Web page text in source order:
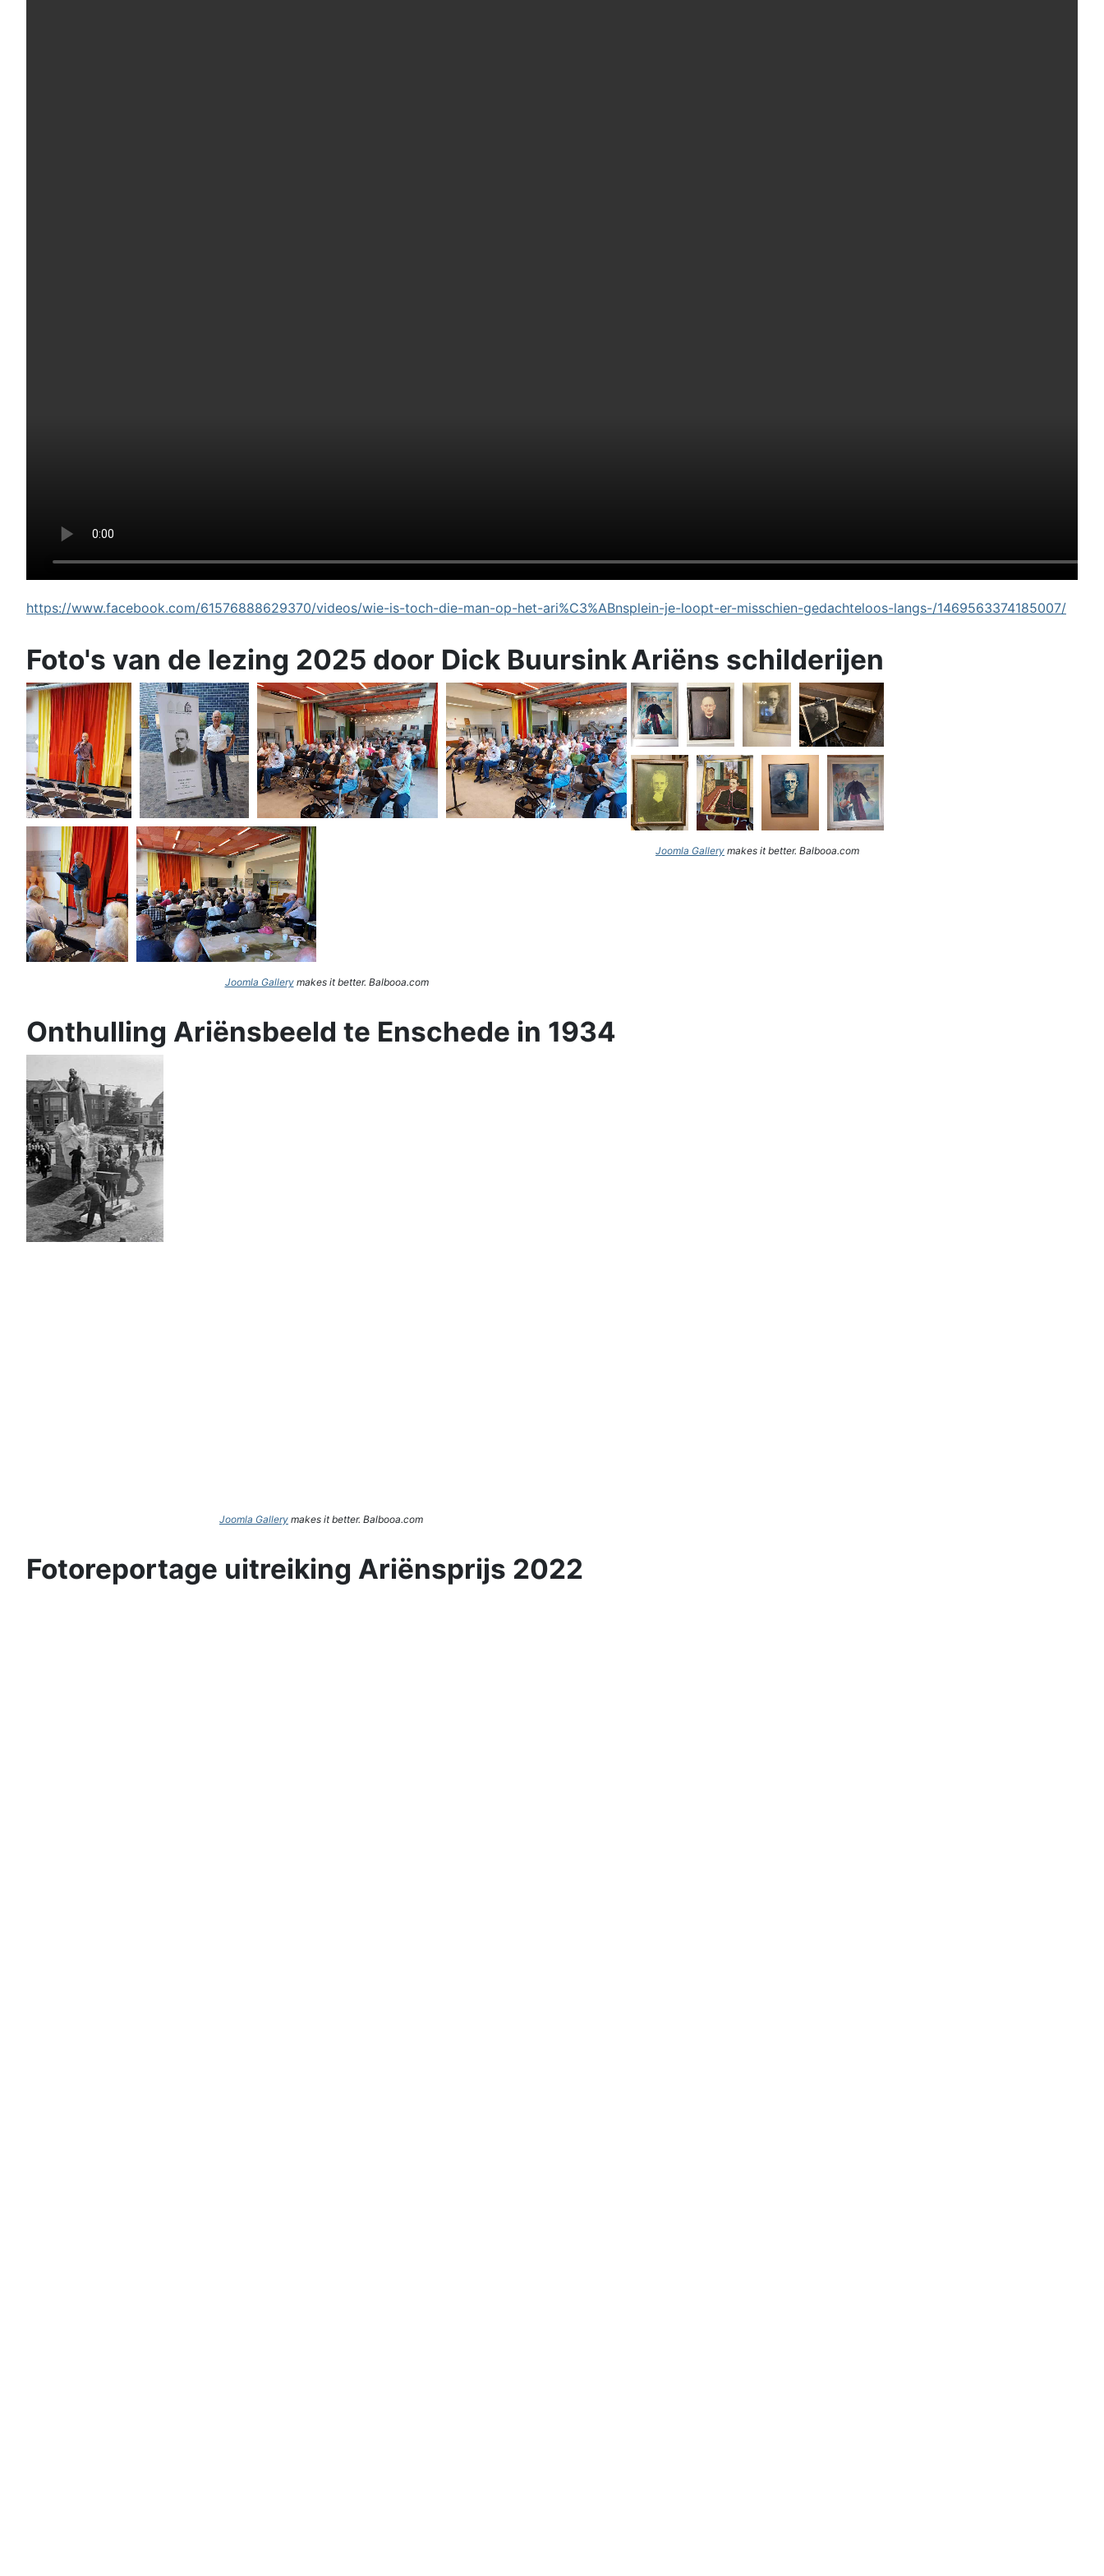
https://www.facebook.com/61576888629370/videos/wie-is-toch-die-man-op-het-ari%C3%ABnsplein-je-loopt-er-misschien-gedachteloos-langs-/1469563374185007/
Foto's van de lezing 2025 door Dick Buursink
Joomla Gallerymakes it better. Balbooa.com
Ariëns schilderijen
Joomla Gallery makes it better. Balbooa.com
Onthulling Ariënsbeeld te Enschede in 1934
Joomla Gallery makes it better. Balbooa.com
Fotoreportage uitreiking Ariënsprijs 2022